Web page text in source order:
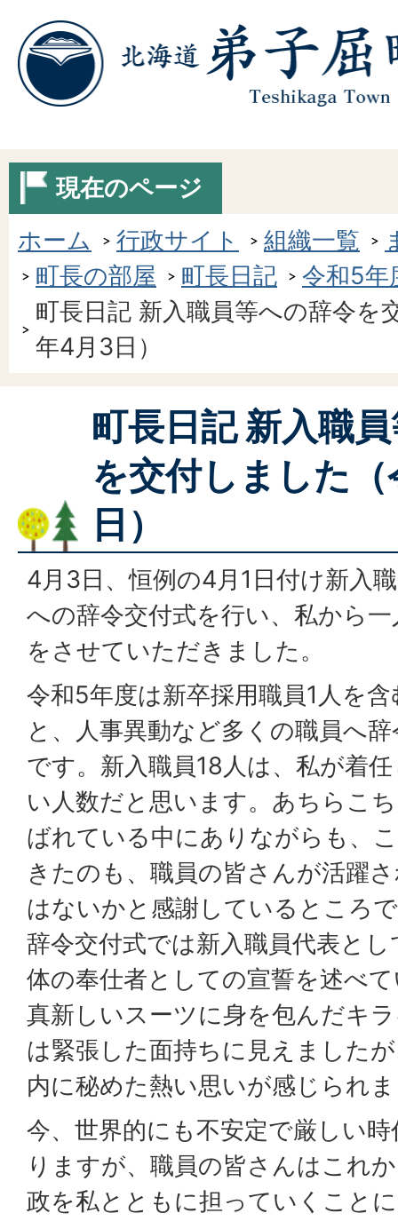
現在のページ
ホーム
行政サイト 組織一覧
町長の部屋
町長日記
令和5年
町長日記 新入職員等への辞令を
年4月3日）
町長日記 新入職
を交付しました
日）
4月3日、恒例の4月1日付け新入
への辞令交付式を行い、私から
をさせていただきました。
令和5年度は新卒採用職員1人を
と、人事異動など多くの職員へ
です。新入職員18人は、私が着
い人数だと思います。あちらこ
ばれている中にありながらも、
きたのも、職員の皆さんが活躍
はないかと感謝しているところ
辞令交付式では新入職員代表と
体の奉仕者としての宣誓を述べ
真新しいスーツに身を包んだキ
は緊張した面持ちに見えました
内に秘めた熱い思いが感じられ
今、世界的にも不安定で厳しい
りますが、職員の皆さんはこれ
政を私とともに担っていくこと